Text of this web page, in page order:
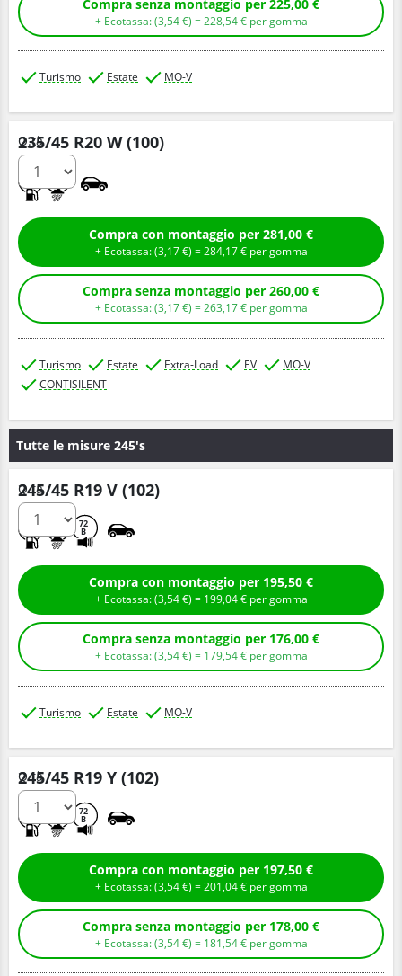
Compra senza montaggio per 225,00 €
+ Ecotassa: (3,54€ ) =228,54€ per gomma
Turismo Estate MO-V
235/45 R20 W (100)
Q.tà
Compra con montaggio per 281,00 €
+ Ecotassa: (3,17€ ) =284,17€ per gomma
Compra senza montaggio per 260,00 €
+ Ecotassa: (3,17€ ) =263,17€ per gomma
Turismo Estate Extra-Load EV
MO-V
CONTISILENT
Tutte le misure 245's
245/45 R19 V (102)
72
B
Q.tà
Compra con montaggio per 195,50 €
+ Ecotassa: (3,54€ ) = 199,04€ per gomma
Compra senza montaggio per 176,00 €
+ Ecotassa: (3,54€ ) = 179,54€ per gomma
Turismo Estate MO-V
245/45 R19 Y (102)
72
B
Q.tà
Compra con montaggio per 197,50 €
+ Ecotassa: (3,54€ ) =201,04€ per gomma
Compra senza montaggio per 178,00 €
+ Ecotassa: (3,54€ ) = 181,54€ per gomma